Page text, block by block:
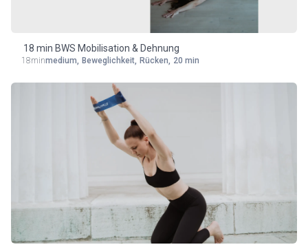
18 min BWS Mobilisation & Dehnung
18minmedium, Beweglichkeit, Rücken, 20 min